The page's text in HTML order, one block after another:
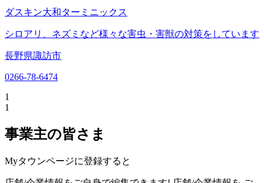
ダスキン大和ターミニックス
シロアリ、ネズミなど様々な害虫・害獣の対策をしています
長野県諏訪市
0266-78-6474
1
1
事業主の皆さま
Myタウンページに登録すると